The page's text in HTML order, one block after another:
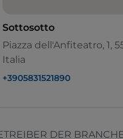
Sottosotto
Piazza dell'Anfiteatro, 1,
Italia
+3905831521890
DER